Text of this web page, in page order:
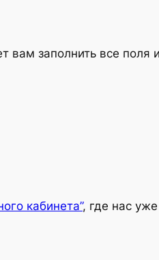
заполнить все поля и
кабинета”, где нас